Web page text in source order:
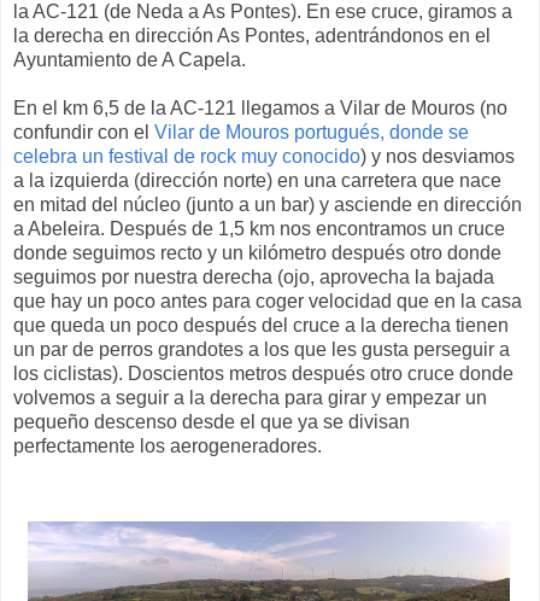
la AC-121 (de Neda a As Pontes). En ese cruce, giramos a
la derecha en dirección As Pontes, adentrándonos en el
Ayuntamiento de A Capela.
En el km 6,5 de la AC-121 llegamos a Vilar de Mouros (no
confundir con el Vilar de Mouros portugués, donde se
celebra un festival de rock muy conocido) y nos desviamos
a la izquierda (dirección norte) en una carretera que nace
en mitad del núcleo (junto a un bar) y asciende en dirección
a Abeleira. Después de 1,5 km nos encontramos un cruce
donde seguimos recto y un kilómetro después otro donde
seguimos por nuestra derecha (ojo, aprovecha la bajada
que hay un poco antes para coger velocidad que en la casa
que queda un poco después del cruce a la derecha tienen
un par de perros grandotes a los que les gusta perseguir a
los ciclistas). Doscientos metros después otro cruce donde
volvemos a seguir a la derecha para girar y empezar un
pequeño descenso desde el que ya se divisan
perfectamente los aerogeneradores.